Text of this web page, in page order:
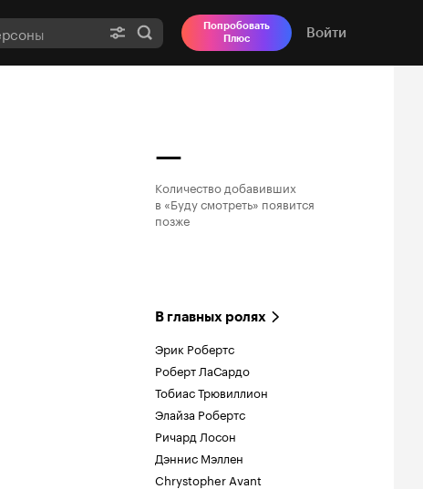
Попробовать
Плюс
Войти
—
Количество добавивших
в «Буду смотреть» появится
позже
В главных ролях
Эрик Робертс
Роберт ЛаСардо
Тобиас Трювиллион
Элайза Робертс
Ричард Лосон
Дэннис Мэллен
Chrystopher Avant